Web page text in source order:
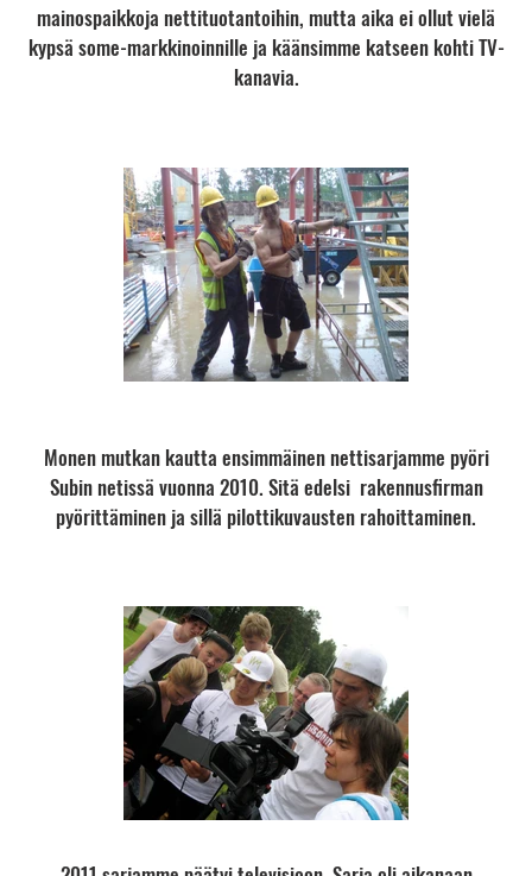
mainospaikkoja nettituotantoihin, mutta aika ei ollut vielä
kypsä some-markkinoinnille ja käänsimme katseen kohti TV-
kanavia.
Monen mutkan kautta ensimmäinen nettisarjamme pyöri
Subin netissä vuonna 2010. Sitä edelsi rakennusfirman
pyörittäminen ja sillä pilottikuvausten rahoittaminen.